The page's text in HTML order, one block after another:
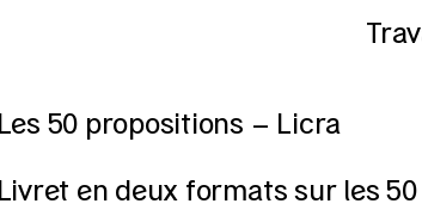
Les 50 propositions – Licra
Livret en deux formats sur les